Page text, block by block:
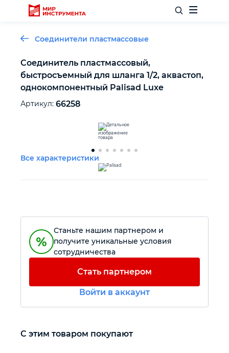
Отделочный инструмент
Слесарный инструмент
Столярный инструмент
Садовый инвентарь
Автомобильный инструмент
Крепежный инструмент
Прочий инструмент
Соединители пластмассовые
Соединитель пластмассовый,
быстросъемный для шланга 1/2, аквастоп,
однокомпонентный Palisad Luxe
Артикул: 66258
Все характеристики
Станьте нашим партнером и
получите уникальные условия
сотрудничества
Стать партнером
Войти в аккаунт
С этим товаром покупают